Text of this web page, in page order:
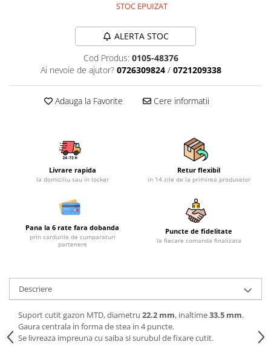
Accesorii articole de bucatarie
Mobilier gradina
Depozitare gradina
Gratare si accesorii
Piscine
Echipamente curatenie
Freze de zapada
Masini de maturat
Accesorii echipamente curatenie
Unelte de gradinarit
Dispozitive de imprastiat si
Lopeti pentru zapada
Roabe si carucioare
Sere si solarii
Plase si folii pentru gradinarit
Alte unelte de gradinarit
STOC EPUIZAT
ALERTA STOC
Cod Produs: 0105-48376
Ai nevoie de ajutor? 0726309824 / 0721209338
Adauga la Favorite Cere informatii
Livrare rapida
la domiciliu sau in locker
Retur flexibil
in 14 zile de la primirea produselor
Pana la 6 rate fara dobanda
prin cardurile de cumparaturi
partenere
Puncte de fidelitate
la fiecare comanda finalizata
Descriere
Suport cutit gazon MTD, diametru 22.2 mm, inaltime33.5 mm.
Gaura centrala in forma de stea in 4 puncte.
Se livreaza impreuna cu saiba si surubul de fixare cutit.